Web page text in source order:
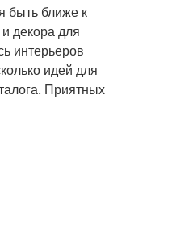
быть ближе к
декора для
интерьеров
идей для
Приятных